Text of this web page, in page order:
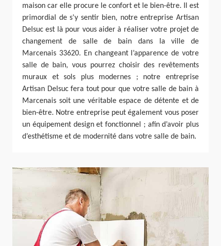
maison car elle procure le confort et le bien-être. Il est
primordial de s'y sentir bien, notre entreprise Artisan
Delsuc est là pour vous aider à réaliser votre projet de
changement de salle de bain dans la ville de
Marcenais 33620. En changeant l’apparence de votre
salle de bain, vous pourrez choisir des revêtements
muraux et sols plus modernes ; notre entreprise
Artisan Delsuc fera tout pour que votre salle de bain à
Marcenais soit une véritable espace de détente et de
bien-être. Notre entreprise peut également vous poser
un équipement design et fonctionnel ; afin d’avoir plus
d’esthétisme et de modernité dans votre salle de bain.